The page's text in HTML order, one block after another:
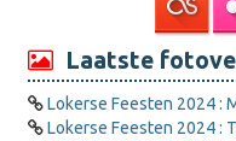
Laatste
Lokerse Feesten 2024 :
Lokerse Feesten 2024 :